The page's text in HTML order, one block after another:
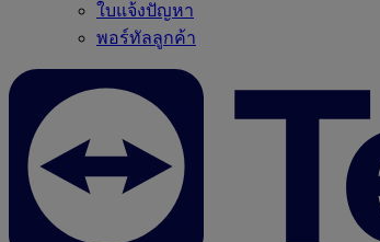
ใบแจ้งปัญหา
พอร์ทัลลูกค้า